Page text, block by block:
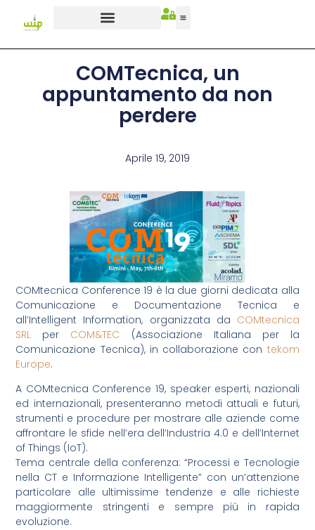
COMTecnica, un
appuntamento da non
perdere
Aprile 19, 2019
COMtecnica Conference 19 è la due giorni dedicata alla
Comunicazione e Documentazione Tecnica e
all’Intelligent Information, organizzata da COMtecnica
SRL per COM&TEC (Associazione Italiana per la
Comunicazione Tecnica), in collaborazione con tekom
Europe.
A COMtecnica Conference 19, speaker esperti, nazionali
ed internazionali, presenteranno metodi attuali e futuri,
strumenti e procedure per mostrare alle aziende come
affrontare le sfide nell’era dell’Industria 4.0 e dell’Internet
of Things (IoT).
Tema centrale della conferenza: “Processi e Tecnologie
nella CT e Informazione Intelligente” con un’attenzione
particolare alle ultimissime tendenze e alle richieste
maggiormente stringenti e sempre più in rapida
evoluzione.